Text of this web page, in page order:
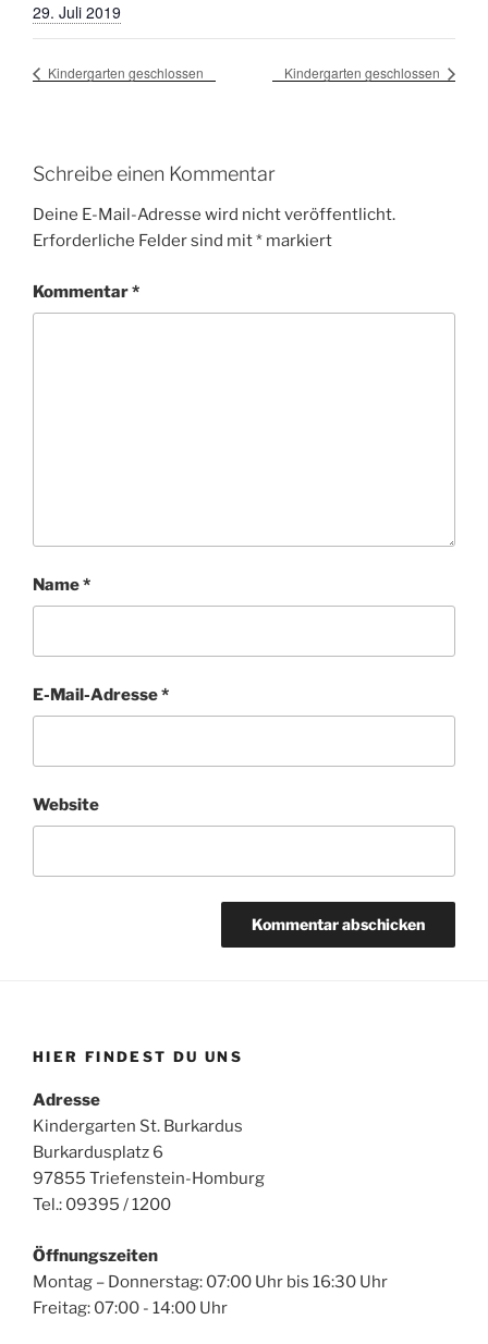
29. Juli 2019
Kindergarten geschlossen Kindergarten geschlossen
Schreibe einen Kommentar
Deine E-Mail-Adresse wird nicht veröffentlicht.
Erforderliche Felder sind mit* markiert
Kommentar*
Name*
E-Mail-Adresse*
Website
HIER FINDEST DU UNS
Adresse
Kindergarten St. Burkardus
Burkardusplatz 6
97855 Triefenstein-Homburg
Tel.: 09395 / 1200
Öffnungszeiten
Montag – Donnerstag: 07:00 Uhr bis 16:30 Uhr
Freitag: 07:00 - 14:00 Uhr